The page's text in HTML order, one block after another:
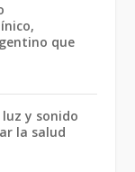
que
y sonido
la salud